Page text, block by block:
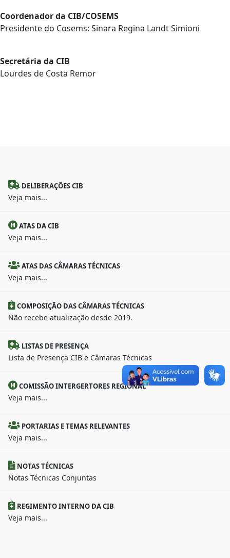
Coordenador da CIB/COSEMS
Presidente do Cosems: Sinara Regina Landt Simioni
Secretária da CIB
Lourdes de Costa Remor
DELIBERAÇÕES CIB
Veja mais...
ATAS DA CIB
Veja mais...
ATAS DAS CÂMARAS TÉCNICAS
Veja mais...
COMPOSIÇÃO DAS CÂMARAS TÉCNICAS
Não recebe atualização desde 2019.
LISTAS DE PRESENÇA
Lista de Presença CIB e Câmaras Técnicas
COMISSÃO INTERGERTORES REGIONAL
Veja mais...
PORTARIAS E TEMAS RELEVANTES
Veja mais...
NOTAS TÉCNICAS
Notas Técnicas Conjuntas
REGIMENTO INTERNO DA CIB
Veja mais...